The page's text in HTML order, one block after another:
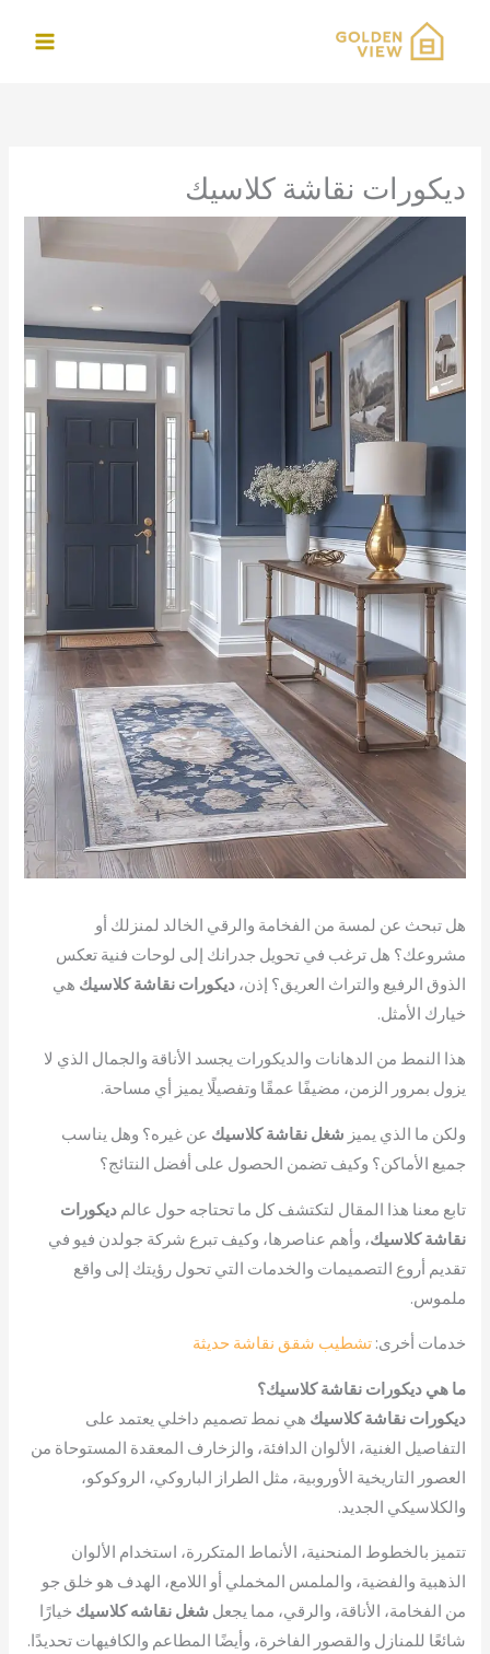
ديكورات نقاشة كلاسيك
هل تبحث عن لمسة من الفخامة والرقي الخالد لمنزلك أو
مشروعك؟ هل ترغب في تحويل جدرانك إلى لوحات فنية تعكس
الذوق الرفيع والتراث العريق؟ إذن،ديكورات نقاشة كلاسيك هي
خيارك الأمثل.
هذا النمط من الدهانات والديكورات يجسد الأناقة والجمال الذي لا
يزول بمرور الزمن، مضيفًا عمقًا وتفصيلًا يميز أي مساحة.
ولكن ما الذي يميز شغل نقاشة كلاسيك عن غيره؟ وهل يناسب
جميع الأماكن؟ وكيف تضمن الحصول على أفضل النتائج؟
تابع معنا هذا المقال لتكتشف كل ما تحتاجه حول عالمديكورات
نقاشة كلاسيك، وأهم عناصرها، وكيف تبرع شركة جولدن فيو في
تقديم أروع التصميمات والخدمات التي تحول رؤيتك إلى واقع
ملموس.
خدمات أخرى:تشطيب شقق نقاشة حديثة
ما هي ديكورات نقاشة كلاسيك؟
ديكورات نقاشة كلاسيك هي نمط تصميم داخلي يعتمد على
التفاصيل الغنية، الألوان الدافئة، والزخارف المعقدة المستوحاة من
العصور التاريخية الأوروبية، مثل الطراز الباروكي، الروكوكو،
والكلاسيكي الجديد.
تتميز بالخطوط المنحنية، الأنماط المتكررة، استخدام الألوان
الذهبية والفضية، والملمس المخملي أو اللامع، الهدف هو خلق جو
من الفخامة، الأناقة، والرقي، مما يجعل شغل نقاشه كلاسيك خيارًا
شائعًا للمنازل والقصور الفاخرة، وأيضًا المطاعم والكافيهات تحديدًا.